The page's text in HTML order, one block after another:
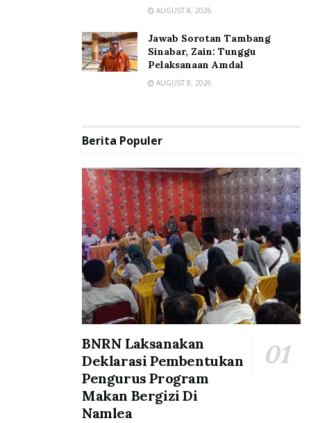
AUGUST 8, 2026
Jawab Sorotan Tambang
Sinabar, Zain: Tunggu
Pelaksanaan Amdal
AUGUST 8, 2026
Berita Populer
BNRN Laksanakan
Deklarasi Pembentukan
Pengurus Program
Makan Bergizi Di
Namlea